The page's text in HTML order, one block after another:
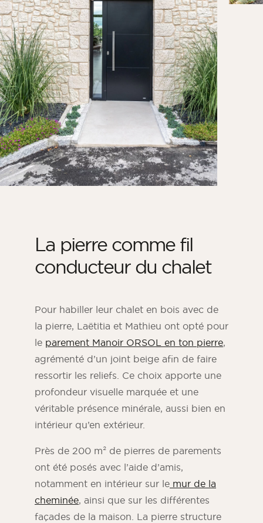
La pierre comme fil
conducteur du chalet
Pour habiller leur chalet en bois avec de
la pierre, Laëtitia et Mathieu ont opté pour
le parement Manoir ORSOL en ton pierre,
agrémenté d’un joint beige afin de faire
ressortir les reliefs. Ce choix apporte une
profondeur visuelle marquée et une
véritable présence minérale, aussi bien en
intérieur qu’en extérieur.
Près de 200 m² de pierres de parements
ont été posés avec l’aide d’amis,
notamment en intérieur sur le mur de la
cheminée, ainsi que sur les différentes
façades de la maison. La pierre structure